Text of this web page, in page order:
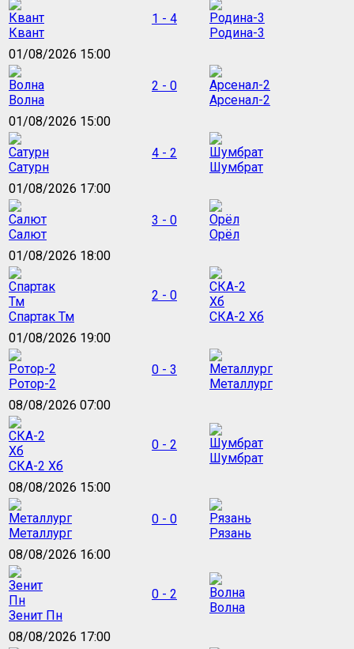
Квант
1 - 4
Родина-3
01/08/2026 15:00
Волна
2 - 0
Арсенал-2
01/08/2026 15:00
Сатурн
4 - 2
Шумбрат
01/08/2026 17:00
Салют
3 - 0
Орёл
01/08/2026 18:00
Спартак Тм
2 - 0
СКА-2 Хб
01/08/2026 19:00
Ротор-2
0 - 3
Металлург
08/08/2026 07:00
СКА-2 Хб
0 - 2
Шумбрат
08/08/2026 15:00
Металлург
0 - 0
Рязань
08/08/2026 16:00
Зенит Пн
0 - 2
Волна
08/08/2026 17:00